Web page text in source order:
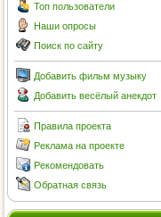
Топ пользователи
Наши опросы
Поиск по сайту
Добавить фильм музыку
Добавить весёлый анекдот
Правила проекта
Реклама на проекте
Рекомендовать
Обратная связь